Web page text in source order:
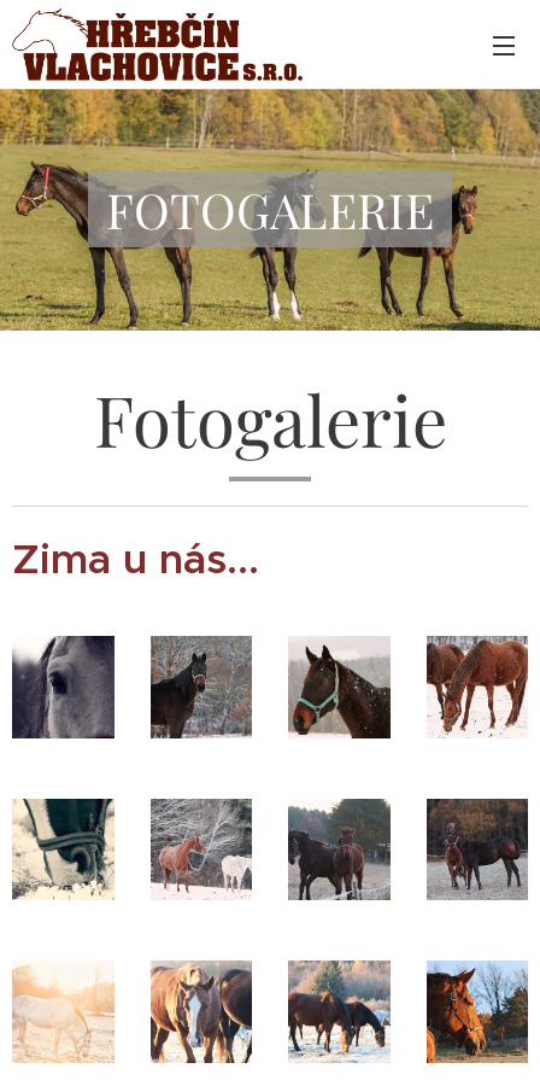
FOTOGALERIE
Fotogalerie
Zima u nás...